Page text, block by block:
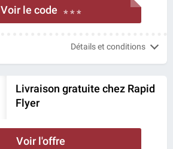
Voir le code * * *
Détails et conditions
Livraison gratuite chez Rapid
Flyer
Voir l'offre